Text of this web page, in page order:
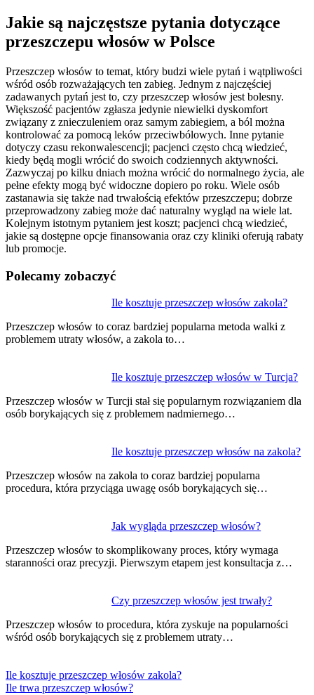
Jakie są najczęstsze pytania dotyczące
przeszczepu włosów w Polsce
Przeszczep włosów to temat, który budzi wiele pytań i wątpliwości
wśród osób rozważających ten zabieg. Jednym z najczęściej
zadawanych pytań jest to, czy przeszczep włosów jest bolesny.
Większość pacjentów zgłasza jedynie niewielki dyskomfort
związany z znieczuleniem oraz samym zabiegiem, a ból można
kontrolować za pomocą leków przeciwbólowych. Inne pytanie
dotyczy czasu rekonwalescencji; pacjenci często chcą wiedzieć,
kiedy będą mogli wrócić do swoich codziennych aktywności.
Zazwyczaj po kilku dniach można wrócić do normalnego życia, ale
pełne efekty mogą być widoczne dopiero po roku. Wiele osób
zastanawia się także nad trwałością efektów przeszczepu; dobrze
przeprowadzony zabieg może dać naturalny wygląd na wiele lat.
Kolejnym istotnym pytaniem jest koszt; pacjenci chcą wiedzieć,
jakie są dostępne opcje finansowania oraz czy kliniki oferują rabaty
lub promocje.
Polecamy zobaczyć
Ile kosztuje przeszczep włosów zakola?
Przeszczep włosów to coraz bardziej popularna metoda walki z
problemem utraty włosów, a zakola to…
Ile kosztuje przeszczep włosów w Turcja?
Przeszczep włosów w Turcji stał się popularnym rozwiązaniem dla
osób borykających się z problemem nadmiernego…
Ile kosztuje przeszczep włosów na zakola?
Przeszczep włosów na zakola to coraz bardziej popularna
procedura, która przyciąga uwagę osób borykających się…
Jak wygląda przeszczep włosów?
Przeszczep włosów to skomplikowany proces, który wymaga
staranności oraz precyzji. Pierwszym etapem jest konsultacja z…
Czy przeszczep włosów jest trwały?
Przeszczep włosów to procedura, która zyskuje na popularności
wśród osób borykających się z problemem utraty…
wpisu
Ile kosztuje przeszczep włosów zakola?
Ile trwa przeszczep włosów?